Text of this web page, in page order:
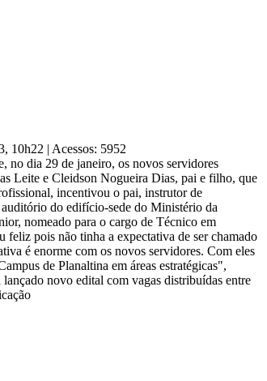
10h22 | Acessos: 5952
no dia 29 de janeiro, os novos servidores
Leite e Cleidson Nogueira Dias, pai e filho, que
incentivou o pai, instrutor de
do edifício-sede do Ministério da
nomeado para o cargo de Técnico em
feliz pois não tinha a expectativa de ser chamado
é enorme com os novos servidores. Com eles
de Planaltina em áreas estratégicas",
novo edital com vagas distribuídas entre